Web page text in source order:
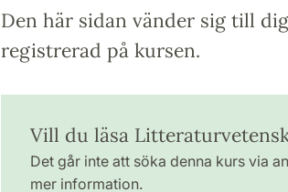
Den här sidan vänder sig till
registrerad på kursen.
Vill du läsa
Det går inte att söka denna kurs via
mer information.